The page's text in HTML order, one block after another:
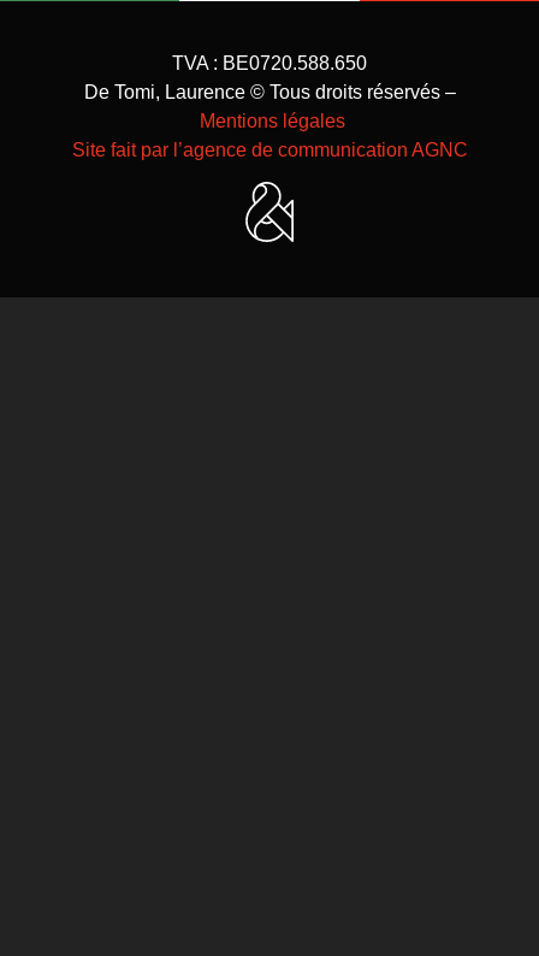
TVA : BE0720.588.650
De Tomi, Laurence © Tous droits réservés –
Mentions légales
Site fait par l’agence de communication AGNC